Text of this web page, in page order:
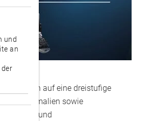
und
an
auf eine dreistufige
und Anomalien sowie
und